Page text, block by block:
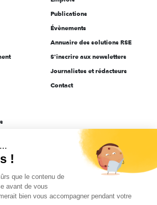
Publications
Évènements
Annuaire des solutions RSE
S'inscrire aux newsletters
Journalistes et rédacteurs
Contact
!
que le contenu de
avant de vous
bien vous accompagner pendant votre